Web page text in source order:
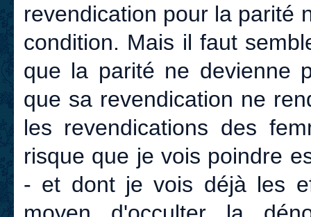
revendication pour la parité
condition. Mais il faut
que la parité ne devienne
que sa revendication ne
les revendications des
risque que je vois poindre
- et dont je vois déjà les